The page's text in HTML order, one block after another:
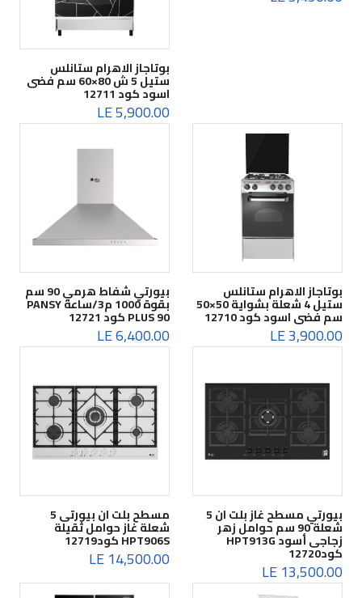
بوتاجاز الاهرام ستانلس
ستيل 5 ش 80×60 سم فضى
اسود كود 12711
5,900.00 LE
بوتاجاز الاهرام ستانلس
ستيل 4 شعلة بشواية 50×50
سم فضى اسود كود 12710
3,900.00 LE
بيورتي شفاط هرمي 90 سم
بقوة 1000 م3/ساعة PANSY
PLUS 90 كود 12721
6,400.00 LE
بيورتي مسطح غاز بلت ان 5
شعلة 90 سم حوامل زهر
زجاجى أسود HPT913G
كود12720
13,500.00 LE
مسطح بلت ان بيورتى 5
شعلة غاز حوامل ثقيلة
HPT906S كود12719
14,500.00 LE